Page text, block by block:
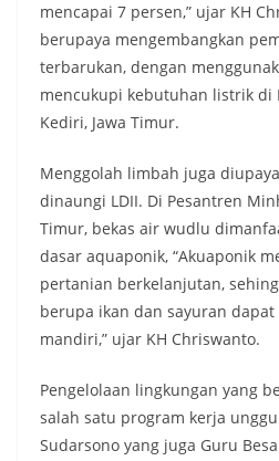
mencapai 7 persen,” ujar KH
berupaya mengembangkan
terbarukan, dengan
mencukupi kebutuhan listrik di
Kediri, Jawa Timur.
Menggolah limbah juga
dinaungi LDII. Di Pesantren
Timur, bekas air wudlu
dasar aquaponik, “Akuaponik
pertanian berkelanjutan,
berupa ikan dan sayuran
mandiri,” ujar KH Chriswanto.
Pengelolaan lingkungan yang
salah satu program kerja
Sudarsono yang juga Guru